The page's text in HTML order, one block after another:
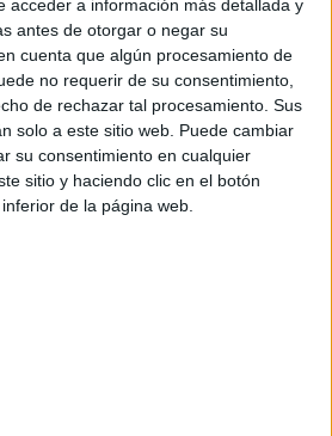
acceder a información más detallada y
antes de otorgar o negar su
cuenta que algún procesamiento de
no requerir de su consentimiento,
de rechazar tal procesamiento. Sus
solo a este sitio web. Puede cambiar
su consentimiento en cualquier
sitio y haciendo clic en el botón
de la página web.
[…]